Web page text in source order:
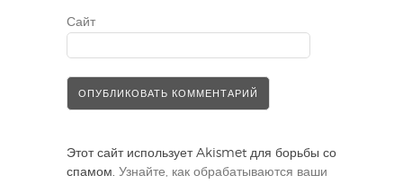
Сайт
Этот сайт использует Akismet для борьбы со
спамом. Узнайте, как обрабатываются ваши